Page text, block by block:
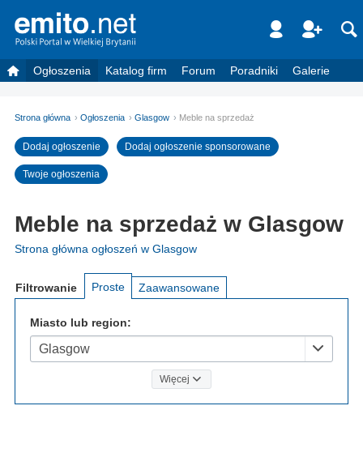
Ogłoszenia Katalog firm Forum Poradniki Galerie
Strona główna Ogłoszenia Glasgow Meble na sprzedaż
Dodaj ogłoszenie Dodaj ogłoszenie sponsorowane
Twoje ogłoszenia
Meble na sprzedaż w Glasgow
Strona główna ogłoszeń w Glasgow
Filtrowanie Proste Zaawansowane
Miasto lub region:
Glasgow
Więcej